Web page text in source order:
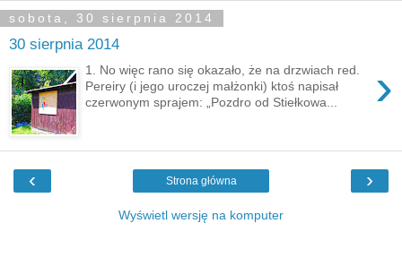
sobota, 30 sierpnia 2014
30 sierpnia 2014
›
1. No więc rano się okazało, że na drzwiach red.
Pereiry (i jego uroczej małżonki) ktoś napisał
czerwonym sprajem: „Pozdro od Stiełkowa...
‹ ›
Strona główna
Wyświetl wersję na komputer